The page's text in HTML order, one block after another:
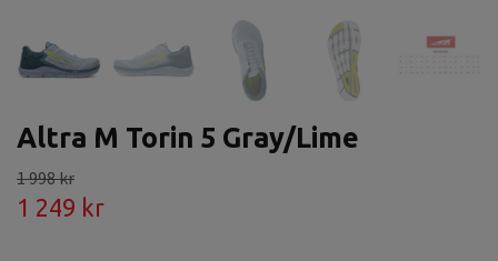
Altra M Torin 5 Gray/Lime
1 998 kr
1 249 kr